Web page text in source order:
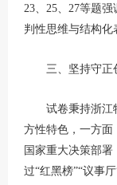
23、25、27等题
判性思维与结构化
三、坚持守正
试卷秉持浙江特
方性特色，一方面
国家重大决策部
过“红黑榜”“议事